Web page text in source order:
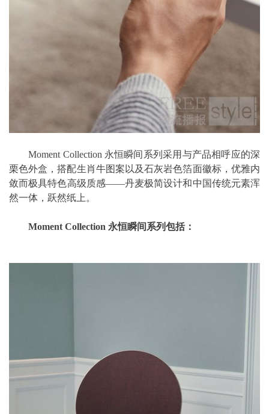
Moment Collection 永恒瞬间系列采用与产品相呼应的深
栗色外盒，搭配生肖牛图案以及石灰岩色箔面徽标，优雅内
敛而极具特色高级质感——丹麦极简设计和中国传统元素浑
然一体，跃然纸上。
Moment Collection 永恒瞬间系列包括：